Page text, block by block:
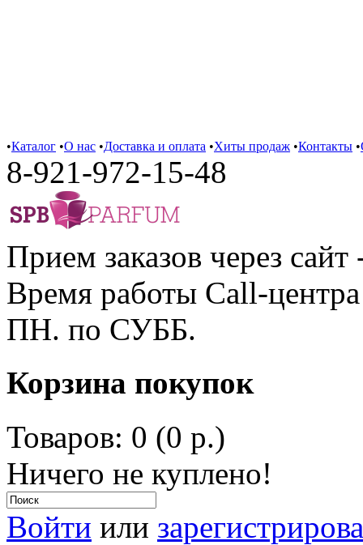
•Каталог •О нас •Доставка и оплата •Хиты продаж •Контакты •
8-921-972-15-48
Прием заказов через сайт
Время работы Call-
ПН. по СУББ.
Корзина покупок
Товаров: 0 (0 р.)
Ничего не куплено!
Войти или